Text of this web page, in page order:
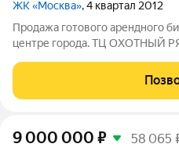
ЖК «Москва», 4 квартал 2012
Продажа готового арендного
центре города. ТЦ ОХОТНЫЙ
Профессиональное
гарантировано. Помещение с
9 000 000 ₽ 58 065